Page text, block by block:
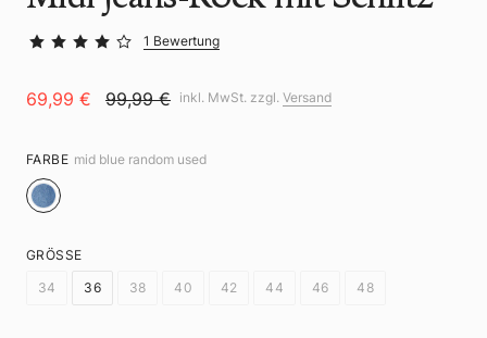
1 Bewertung
69,99 € 99,99 € inkl. MwSt. zzgl. Versand
FARBE mid blue random used
GRÖSSE
34
36 38 40 42 44 46 48